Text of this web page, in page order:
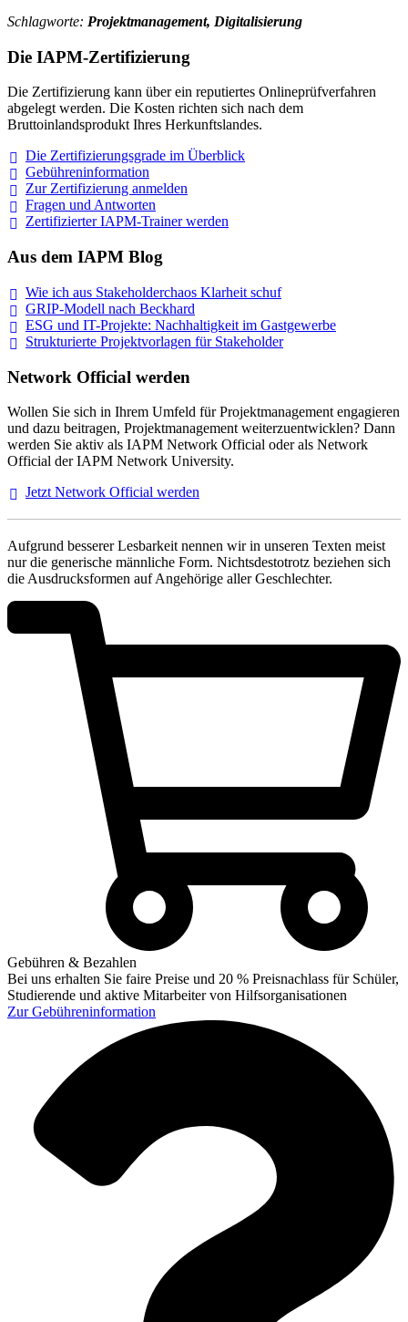
Schlagworte: Projektmanagement, Digitalisierung
Die IAPM-Zertifizierung
Die Zertifizierung kann über ein reputiertes Onlineprüfverfahren
abgelegt werden. Die Kosten richten sich nach dem
Bruttoinlandsprodukt Ihres Herkunftslandes.
Die Zertifizierungsgrade im Überblick
Gebühreninformation
Zur Zertifizierung anmelden
Fragen undAntworten
Zertifizierter IAPM-Trainerwerden
Aus dem IAPM Blog
Wie ich aus Stakeholderchaos Klarheit schuf
GRIP-Modell nach Beckhard
ESG und IT-Projekte: Nachhaltigkeit im Gastgewerbe
Strukturierte Projektvorlagen für Stakeholder
Network Official werden
Wollen Sie sich in Ihrem Umfeld für Projektmanagement engagieren
und dazu beitragen, Projektmanagement weiterzuentwicklen? Dann
werden Sie aktiv als IAPM Network Official oder als Network
Official der IAPM Network University.
Jetzt Network Official werden
Aufgrund besserer Lesbarkeit nennen wir in unseren Texten meist
nur die generische männliche Form. Nichtsdestotrotz beziehen sich
die Ausdrucksformen auf Angehörige aller Geschlechter.
Gebühren & Bezahlen
Bei uns erhalten Sie faire Preise und 20 % Preisnachlass für Schüler,
Studierende und aktive Mitarbeiter von Hilfsorganisationen
ZurGebühreninformation